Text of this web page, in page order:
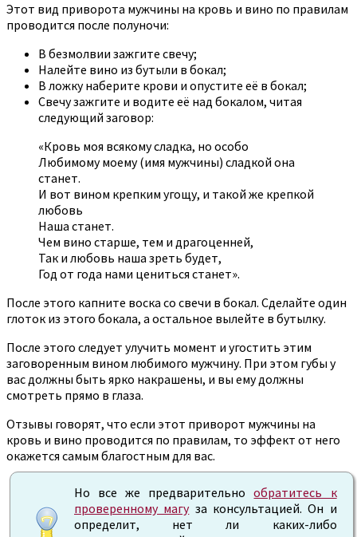
Этот вид приворота мужчины на кровь и вино по правилам
проводится после полуночи:
В безмолвии зажгите свечу;
Налейте вино из бутыли в бокал;
В ложку наберите крови и опустите её в бокал;
Свечу зажгите и водите её над бокалом, читая
следующий заговор:
«Кровь моя всякому сладка, но особо
Любимому моему (имя мужчины) сладкой она
станет.
И вот вином крепким угощу, и такой же крепкой
любовь
Наша станет.
Чем вино старше, тем и драгоценней,
Так и любовь наша зреть будет,
Год от года нами цениться станет».
После этого капните воска со свечи в бокал. Сделайте один
глоток из этого бокала, а остальное вылейте в бутылку.
После этого следует улучить момент и угостить этим
заговоренным вином любимого мужчину. При этом губы у
вас должны быть ярко накрашены, и вы ему должны
смотреть прямо в глаза.
Отзывы говорят, что если этот приворот мужчины на
кровь и вино проводится по правилам, то эффект от него
окажется самым благостным для вас.
Но все же предварительнообратитесь к
проверенному магуза консультацией. Он и
определит, нет ли каких-либо